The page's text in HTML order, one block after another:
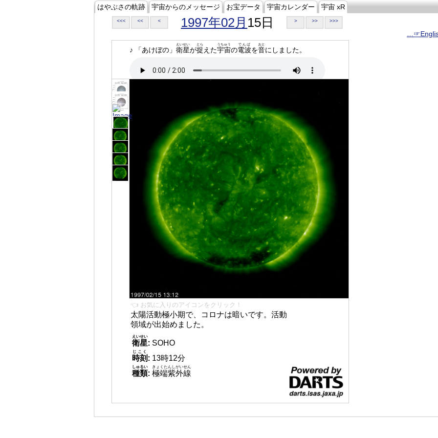
はやぶさの軌跡 宇宙からのメッセージ お宝データ 宇宙カレンダー 宇宙 xR
<<< << < 1997年02月 15日 > >> >>>
♪ 「あけぼの」 衛星
えいせい
が捉
とら
えた宇宙
うちゅう
の電波
でんぱ
を音
おと
にしました。
👈 お気に入りのアイコンをクリック！
太陽活動極小期で、コロナは暗いです。活動
領域が出始めました。
衛星
えいせい
: SOHO
時刻
じこく
: 13時12分
種類
しゅるい
: 極端紫外線
きょくたんしがいせん